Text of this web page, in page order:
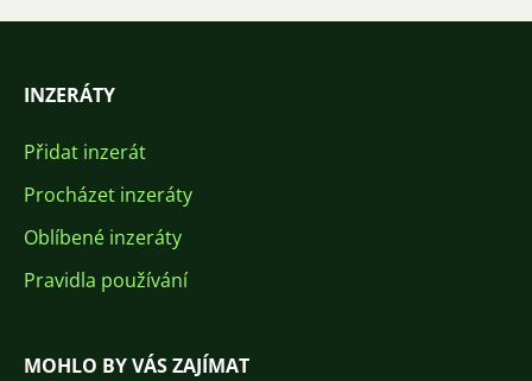
INZERÁTY
Přidat inzerát
Procházet inzeráty
Oblíbené inzeráty
Pravidla používání
MOHLO BY VÁS ZAJÍMAT